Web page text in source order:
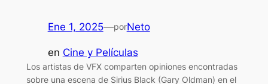
Ene 1, 2025—porNeto
en Cine y Películas
Los artistas de VFX comparten opiniones encontradas
sobre una escena de Sirius Black (Gary Oldman) en el